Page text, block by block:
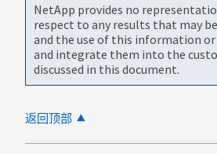
NetApp provides no
respect to any results that may
and the use of this information
and integrate them into the
discussed in this document.
返回顶部